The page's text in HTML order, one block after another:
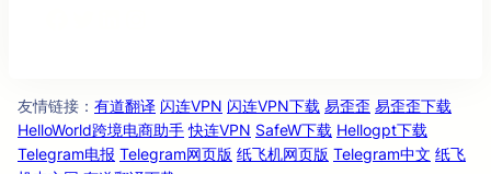
友情链接 ： 有道翻译 闪连VPN 闪连VPN下载 易歪歪 易歪歪下载
HelloWorld跨境电商助手 快连VPN SafeW下载 Hellogpt下载
Telegram电报 Telegram网页版 纸飞机网页版 Telegram中文 纸飞